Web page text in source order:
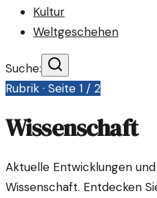
Kultur
Weltgeschehen
Suche:
Rubrik · Seite 1 / 2
Wissenschaft
Aktuelle Entwicklungen
Wissenschaft. Entdecken